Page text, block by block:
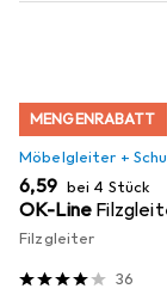
MENGENRABATT
Möbelgleiter +
EUR
6,59 bei 4 Stück
OK-Line
Filzgleiter
36